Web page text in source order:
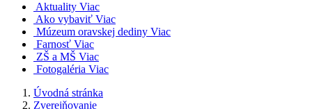
Aktuality Viac
Ako vybaviť Viac
Múzeum oravskej dediny Viac
Farnosť Viac
ZŠ a MŠ Viac
Fotogaléria Viac
Úvodná stránka
Zverejňovanie